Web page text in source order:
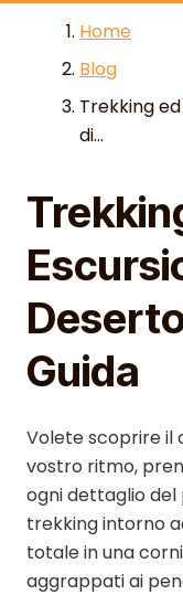
Skip to content
Home
Blog
Trekking
di...
Guida
Volete scoprire il
vostro ritmo,
ogni dettaglio del
trekking intorno
totale in una
aggrappati ai